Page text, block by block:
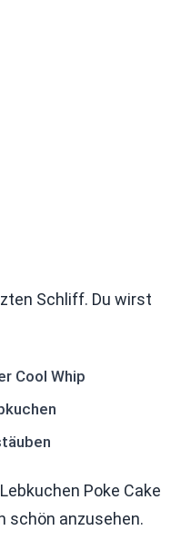
Schliff. Du wirst
Cool Whip
Poke Cake
schön anzusehen.